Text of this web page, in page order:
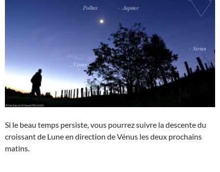
Si le beau temps persiste, vous pourrez suivre la descente du
croissant de Lune en direction de Vénus les deux prochains
matins.